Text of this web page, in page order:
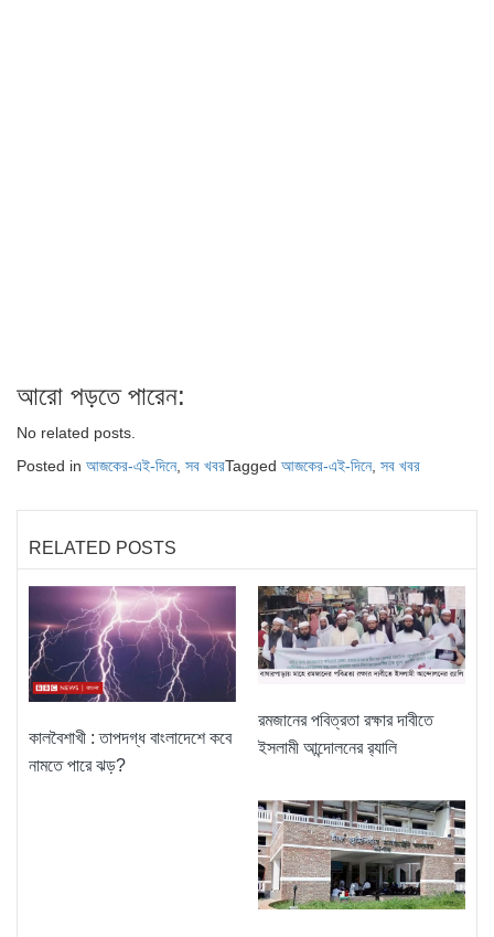
আরো পড়তে পারেন:
No related posts.
Posted in আজকের-এই-দিনে, সব খবরTagged আজকের-এই-দিনে, সব খবর
RELATED POSTS
কালবৈশাখী : তাপদগ্ধ বাংলাদেশে কবে
নামতে পারে ঝড়?
রমজানের পবিত্রতা রক্ষার দাবীতে
ইসলামী আন্দোলনের র‌্যালি